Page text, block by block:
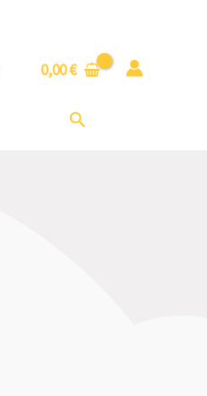
0,00€
Rechercher